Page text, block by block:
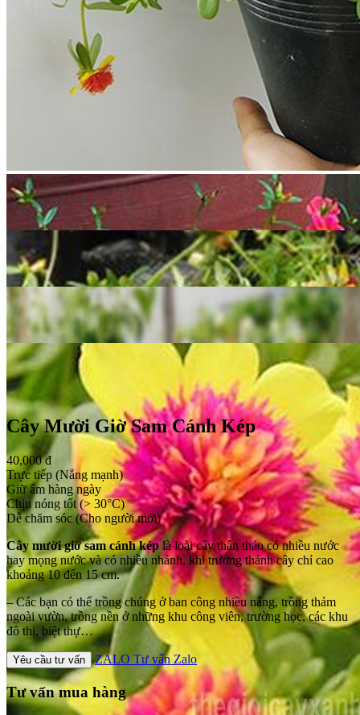
Cây Mười Giờ Sam Cánh Kép
40,000 đ
Trực tiếp (Nắng mạnh)
Giữ ẩm hàng ngày
Chịu nóng tốt (> 30°C)
Dễ chăm sóc (Cho người mới)
Cây mười giờ sam cánh képlà loài cây thân thảo có nhiều nước
hay mọng nước và có nhiều nhánh, khi trưởng thánh cây chỉ cao
khoảng 10 đến 15 cm.
– Các bạn có thể trồng chúng ở ban công nhiều nắng, trồng thảm
ngoài vườn, trồng nền ở những khu công viên, trường học, các khu
đô thị, biệt thự…
Yêu cầu tư vấn ZALO Tư vấn Zalo
Tư vấn mua hàng